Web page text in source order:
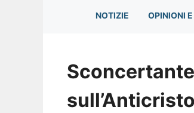
NOTIZIE OPINIONI